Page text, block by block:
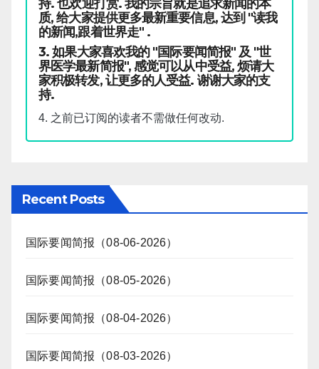
持. 也欢迎打赏. 我的宗旨就是追求新闻的本
质, 给大家提供更多最新重要信息, 达到 "读我
的新闻,跟着世界走" .
3. 如果大家喜欢我的 "国际要闻简报" 及 "世
界医学最新简报", 感觉可以从中受益, 烦请大
家积极转发, 让更多的人受益. 谢谢大家的支
持.
4. 之前已订阅的读者不需做任何改动.
Recent Posts
国际要闻简报（08-06-2026）
国际要闻简报（08-05-2026）
国际要闻简报（08-04-2026）
国际要闻简报（08-03-2026）